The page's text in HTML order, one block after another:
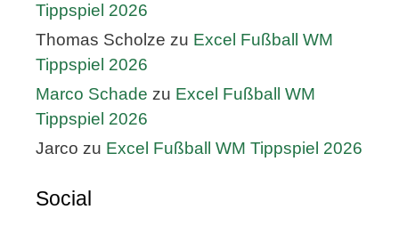
Tippspiel 2026
Thomas Scholze zu Excel Fußball WM
Tippspiel 2026
Marco Schade zu Excel Fußball WM
Tippspiel 2026
Jarco zu Excel Fußball WM Tippspiel 2026
Social